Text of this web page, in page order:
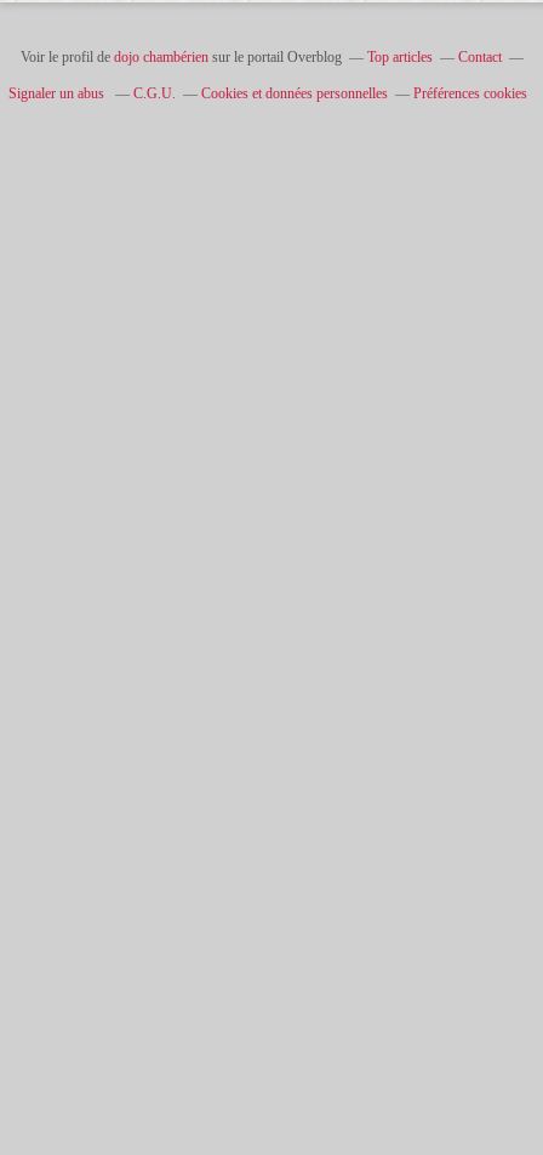
Voir le profil de dojo chambériensur le portail Overblog Top articles Contact
Signaler un abus C.G.U. Cookies et données personnelles Préférences cookies